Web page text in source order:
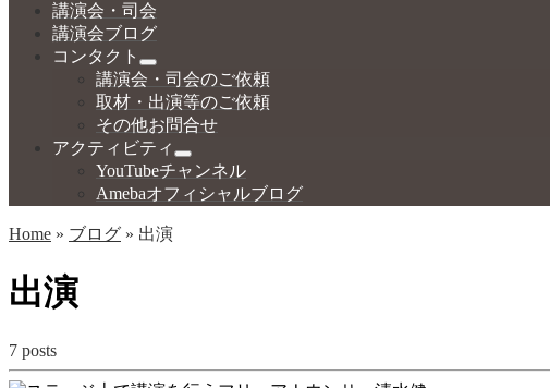
講演会・司会
講演会ブログ
コンタクト
講演会・司会のご依頼
取材・出演等のご依頼
その他お問合せ
アクティビティ
YouTubeチャンネル
Amebaオフィシャルブログ
Home » ブログ » 出演
出演
7 posts